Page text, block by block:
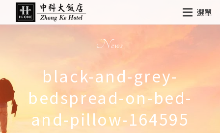
選單
News
black-and-grey-
bedspread-on-bed-
and-pillow-164595